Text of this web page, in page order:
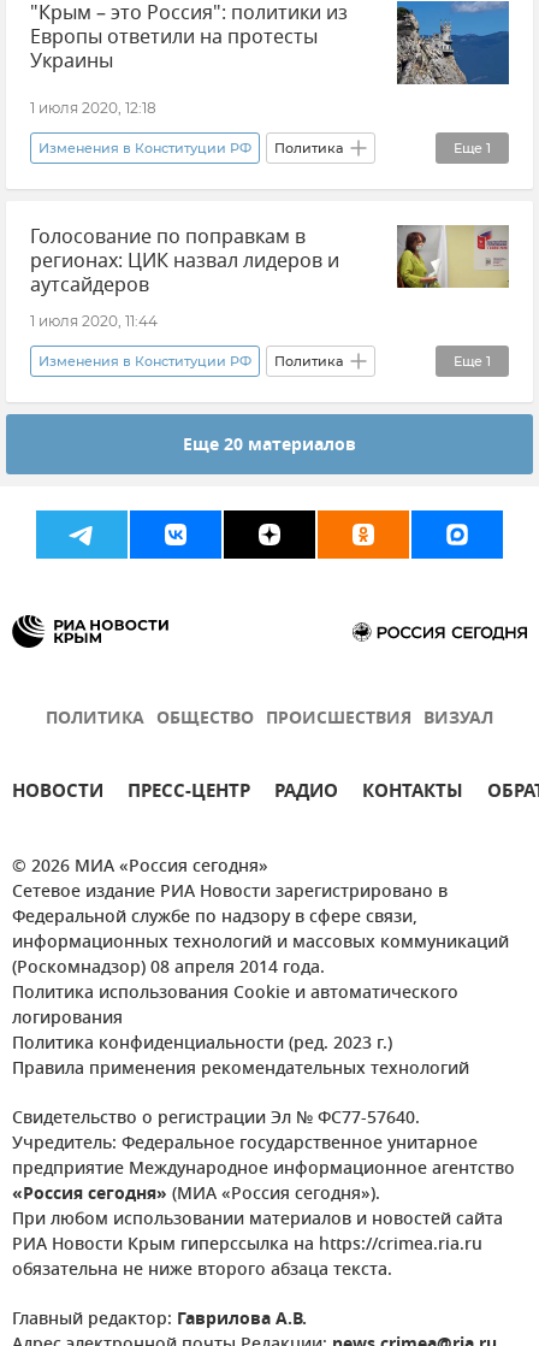
"Крым – это Россия": политики из
Европы ответили на протесты
Украины
1 июля 2020, 12:18
Еще 1
Изменения в Конституции РФ Политика
Новости
Голосование по поправкам в
регионах: ЦИК назвал лидеров и
аутсайдеров
1 июля 2020, 11:44
Еще 1
Изменения в Конституции РФ Политика
Новости
Еще 20 материалов
ПОЛИТИКА ОБЩЕСТВО ПРОИСШЕСТВИЯ ВИЗУАЛ
НОВОСТИ ПРЕСС-ЦЕНТР РАДИО КОНТАКТЫ
© 2026 МИА «Россия сегодня»
Сетевое издание РИА Новости зарегистрировано в
Федеральной службе по надзору в сфере связи,
информационных технологий и массовых коммуникаций
(Роскомнадзор) 08 апреля 2014 года.
Политика использования Cookie и автоматического
логирования
Политика конфиденциальности (ред. 2023 г.)
Правила применения рекомендательных технологий
Свидетельство о регистрации Эл № ФС77-57640.
Учредитель: Федеральное государственное унитарное
предприятие Международное информационное агентство
«Россия сегодня» (МИА «Россия сегодня»).
При любом использовании материалов и новостей сайта
РИА Новости Крым гиперссылка на https://crimea.ria.ru
обязательна не ниже второго абзаца текста.
Главный редактор: Гаврилова А.В.